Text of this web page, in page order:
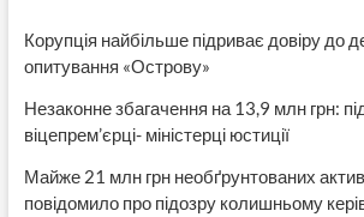
Корупція найбільше підриває довіру до
опитування «Острову»
Незаконне збагачення на 13,9 млн грн:
віцепрем’єрці- міністерці юстиції
Майже 21 млн грн необґрунтованих
повідомило про підозру колишньому